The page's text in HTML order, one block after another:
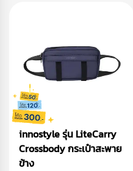
innostyle รุ่น LiteCarry
Crossbody กระเป๋าสะพาย
ข้าง